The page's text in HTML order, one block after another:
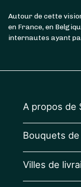
Autour de cette
en France, en
internautes ayant
A propos de
Bouquets
Villes de